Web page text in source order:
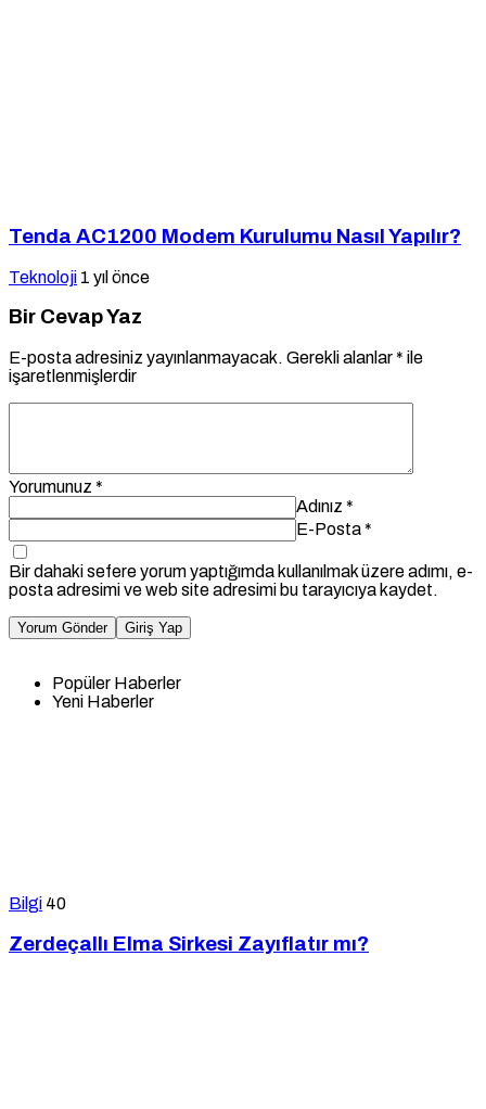
Tenda AC1200 Modem Kurulumu Nasıl Yapılır?
Teknoloji 1 yıl önce
Bir Cevap Yaz
E-posta adresiniz yayınlanmayacak. Gerekli alanlar* ile
işaretlenmişlerdir
Yorumunuz *
Adınız *
E-Posta*
Bir dahaki sefere yorum yaptığımda kullanılmak üzere adımı, e-
posta adresimi ve web site adresimi bu tarayıcıya kaydet.
Yorum Gönder Giriş Yap
Popüler Haberler
Yeni Haberler
Bilgi 40
Zerdeçallı Elma Sirkesi Zayıflatır mı?